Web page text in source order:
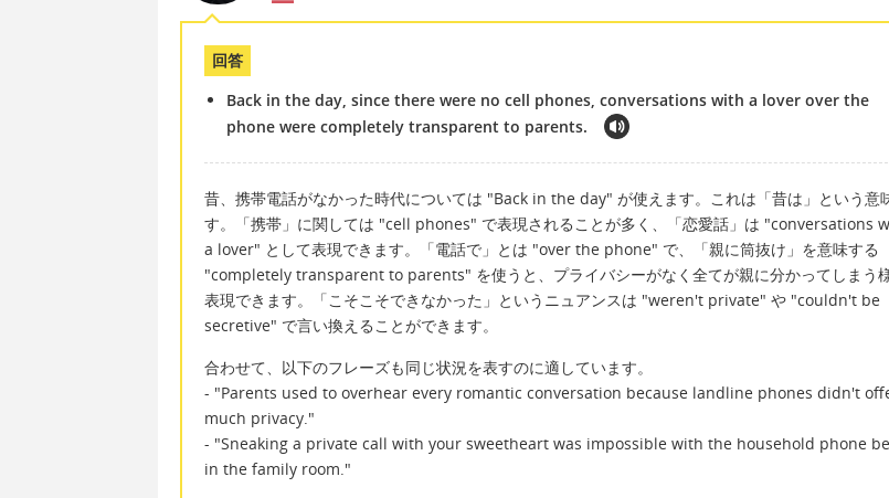
回答
Back in the day, since there were no cell phones, conversations with a lover over the
phone were completely transparent to parents.
昔、携帯電話がなかった時代については "Back in the day" が使えます。これは「昔は」という意
す。「携帯」に関しては "cell phones" で表現されることが多く、「恋愛話」は "conversations
a lover" として表現できます。「電話で」とは "over the phone" で、「親に筒抜け」を意味する
"completely transparent to parents" を使うと、プライバシーがなく全てが親に分かってしまう
表現できます。「こそこそできなかった」というニュアンスは "weren't private" や "couldn't be
secretive" で言い換えることができます。
合わせて、以下のフレーズも同じ状況を表すのに適しています。
- "Parents used to overhear every romantic conversation because landline phones didn't
much privacy."
- "Sneaking a private call with your sweetheart was impossible with the household phone
in the family room."